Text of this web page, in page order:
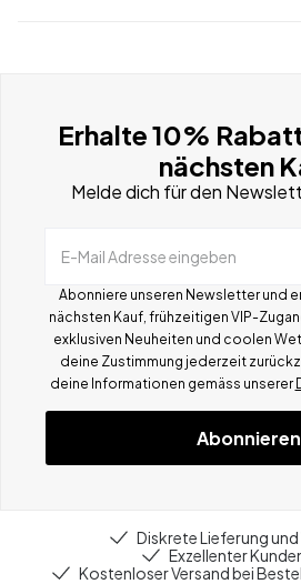
Erhalte 10%
nächsten
Melde dich für den
E-Mail Adresse eingeben
Abonniere unseren Newsletter und
nächsten Kauf, frühzeitigen VIP-
exklusiven Neuheiten und coolen
deine Zustimmung jederzeit
deine Informationen gemäss unserer
Abonnieren
Diskrete Lieferung
Exzellenter
Kostenloser Versand bei